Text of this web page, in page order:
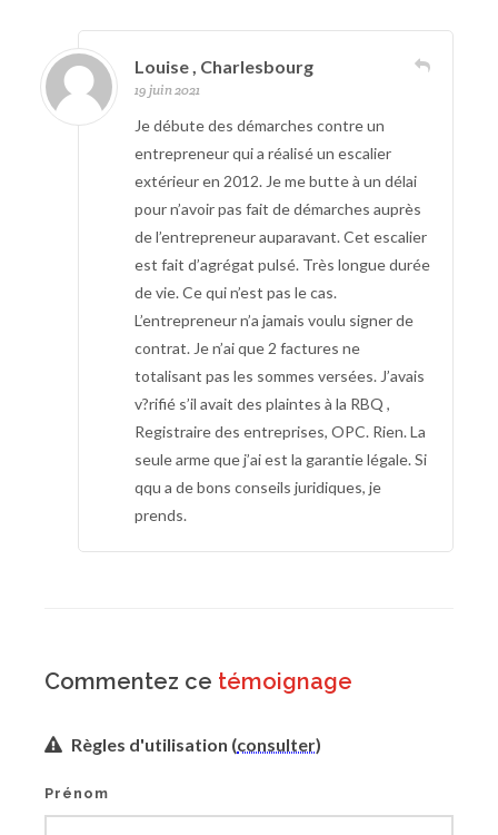
Louise , Charlesbourg
19 juin 2021
Je débute des démarches contre un
entrepreneur qui a réalisé un escalier
extérieur en 2012. Je me butte à un délai
pour n’avoir pas fait de démarches auprès
de l’entrepreneur auparavant. Cet escalier
est fait d’agrégat pulsé. Très longue durée
de vie. Ce qui n’est pas le cas.
L’entrepreneur n’a jamais voulu signer de
contrat. Je n’ai que 2 factures ne
totalisant pas les sommes versées. J’avais
v?rifié s’il avait des plaintes à la RBQ ,
Registraire des entreprises, OPC. Rien. La
seule arme que j’ai est la garantie légale. Si
qqu a de bons conseils juridiques, je
prends.
Commentez ce témoignage
Règles d'utilisation (consulter)
Prénom